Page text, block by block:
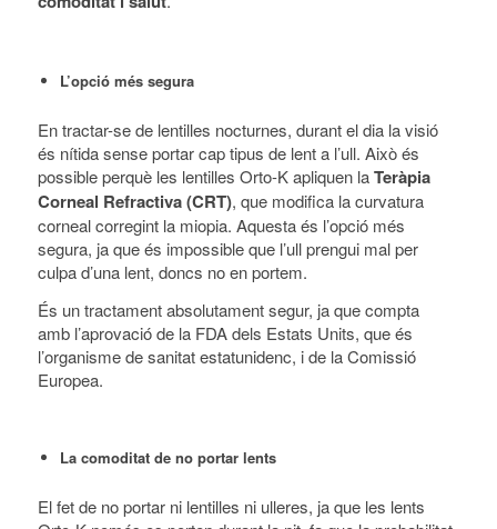
L’opció més segura
En tractar-se de lentilles nocturnes, durant el dia la visió
és nítida sense portar cap tipus de lent a l’ull. Això és
possible perquè les lentilles Orto-K apliquen laTeràpia
Corneal Refractiva (CRT), que modifica la curvatura
corneal corregint la miopia. Aquesta és l’opció més
segura, ja que és impossible que l’ull prengui mal per
culpa d’una lent, doncs no en portem.
És un tractament absolutament segur, ja que compta
amb l’aprovació de la FDA dels Estats Units, que és
l’organisme de sanitat estatunidenc, i de la Comissió
Europea.
La comoditat de no portar lents
El fet de no portar ni lentilles ni ulleres, ja que les lents